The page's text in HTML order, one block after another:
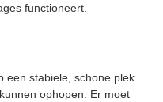
functioneert.
een stabiele, schone plek
ophopen. Er moet